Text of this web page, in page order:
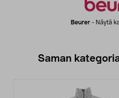
Beurer - Näytä
Saman